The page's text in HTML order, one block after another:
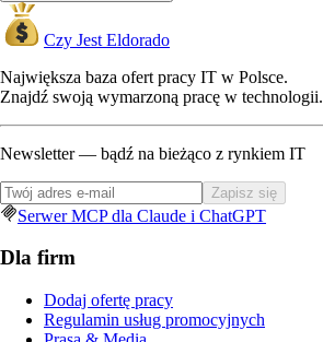
Czy Jest Eldorado
Największa baza ofert pracy IT w Polsce.
Znajdź swoją wymarzoną pracę w technologii.
Newsletter — bądź na bieżąco z rynkiem IT
Zapisz się
Serwer MCP dla Claude i ChatGPT
Dla firm
Dodaj ofertę pracy
Regulamin usług promocyjnych